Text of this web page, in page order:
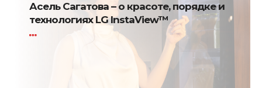
Асель Сагатова – о красоте, порядке и
технологиях LG InstaView™